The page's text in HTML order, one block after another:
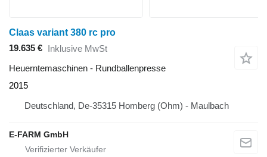
Claas variant 380 rc pro
19.635 € Inklusive MwSt
Heuerntemaschinen - Rundballenpresse
2015
Deutschland, De-35315 Homberg (Ohm) - Maulbach
E-FARM GmbH